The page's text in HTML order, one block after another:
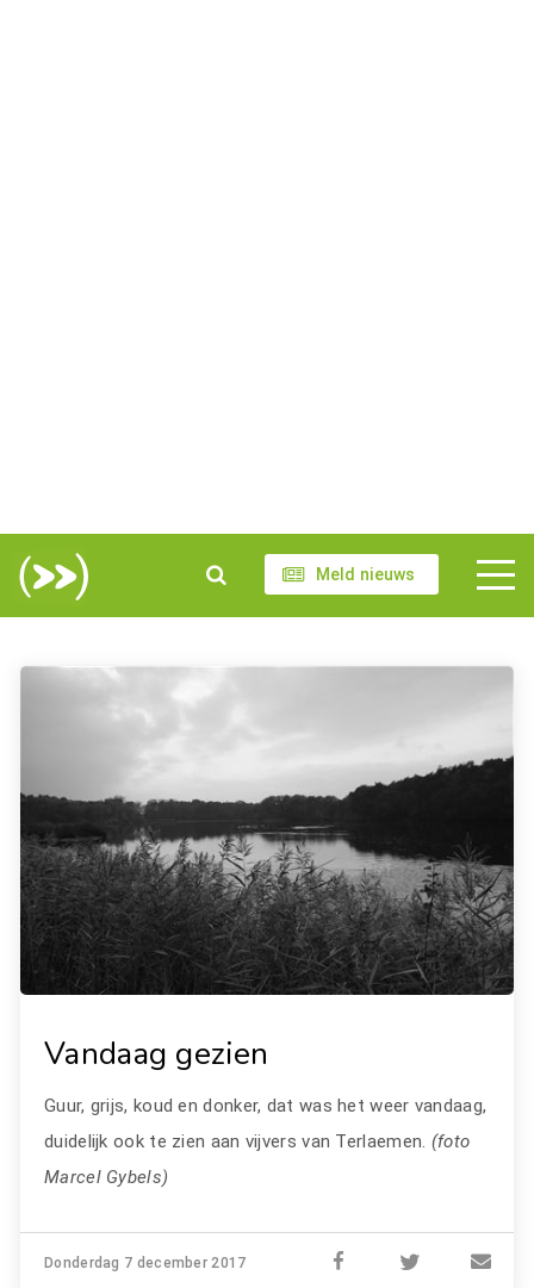
Meld nieuws
Vandaag gezien
Guur, grijs, koud en donker, dat was het weer vandaag,
duidelijk ook te zien aan vijvers van Terlaemen. (foto
Marcel Gybels)
Donderdag 7 december 2017